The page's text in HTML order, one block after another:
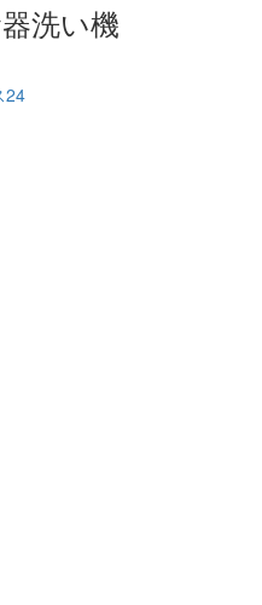
洗い機
24